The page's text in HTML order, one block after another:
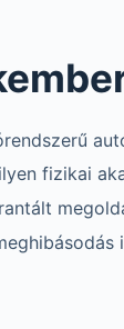
fizikai